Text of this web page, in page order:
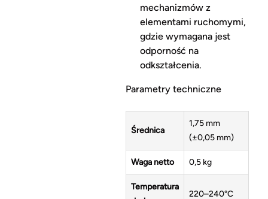
mechanizmów z
elementami ruchomymi,
gdzie wymagana jest
odporność na
odkształcenia.
Parametry techniczne
Średnica
1,75 mm
(±0,05 mm)
Waga netto 0,5 kg
Temperatura
220–240°C